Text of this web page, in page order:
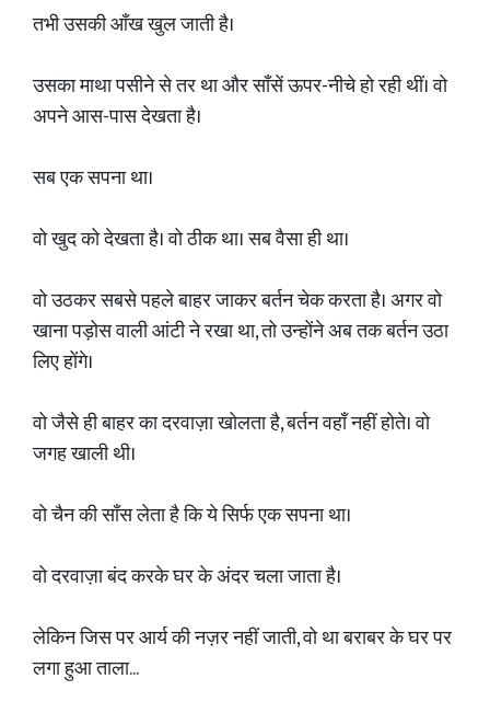
तभी उसकी आँख खुल जाती है।
उसका माथा पसीने से तर था और साँसें ऊपर-नीचे हो रही थीं। वो
अपने आस-पास देखता है।
सब एक सपना था।
वो खुद को देखता है। वो ठीक था। सब वैसा ही था।
वो उठकर सबसे पहले बाहर जाकर बर्तन चेक करता है। अगर वो
खाना पड़ोस वाली आंटी ने रखा था, तो उन्होंने अब तक बर्तन उठा
लिए होंगे।
वो जैसे ही बाहर का दरवाज़ा खोलता है, बर्तन वहाँ नहीं होते। वो
जगह खाली थी।
वो चैन की साँस लेता है कि ये सिर्फ एक सपना था।
वो दरवाज़ा बंद करके घर के अंदर चला जाता है।
लेकिन जिस पर आर्य की नज़र नहीं जाती, वो था बराबर के घर पर
लगा हुआ ताला...